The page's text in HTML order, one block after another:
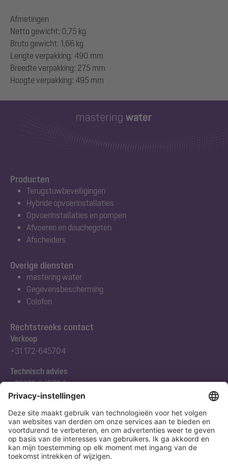
Afmetingen
Netto gewicht: 0,75 kg
Bruto gewicht: 1,66 kg
Lengte verpakking: 490 mm
Breedte verpakking: 275 mm
Producten
Terugstuwbeveiligingen
Hybride opvoerinstallaties
Opvoerinstallaties en pompen
Afvoeren en douchegoten
Afscheiders
Rechtstreeks contact
Verkoop
+31 172-645704
Technisch advies
+31 172-645704
Abonneert u zich op onze nieuwsbrief
Nu aanmelden
Overige diensten
mastering water
Gegevensbescherming
Colofon